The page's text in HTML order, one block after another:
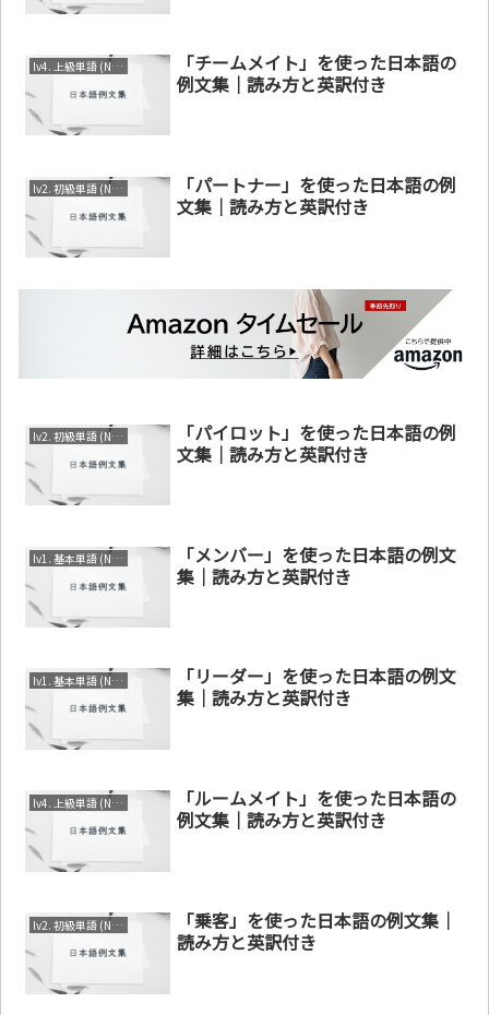
lv4. 上級単語 (N1～N2)
「チームメイト」を使った日本語の
例文集｜読み方と英訳付き
lv2. 初級単語 (N3～N4)
「パートナー」を使った日本語の例
文集｜読み方と英訳付き
lv2. 初級単語 (N3～N4)
「パイロット」を使った日本語の例
文集｜読み方と英訳付き
lv1. 基本単語 (N4～N5)
「メンバー」を使った日本語の例文
集｜読み方と英訳付き
lv1. 基本単語 (N4～N5)
「リーダー」を使った日本語の例文
集｜読み方と英訳付き
lv4. 上級単語 (N1～N2)
「ルームメイト」を使った日本語の
例文集｜読み方と英訳付き
lv2. 初級単語 (N3～N4)
「乗客」を使った日本語の例文集｜
読み方と英訳付き